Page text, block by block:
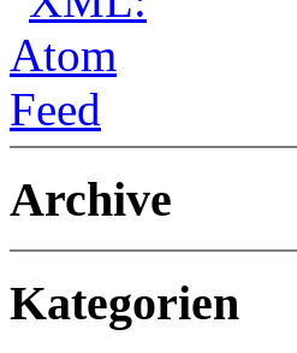
Archive
Kategorien